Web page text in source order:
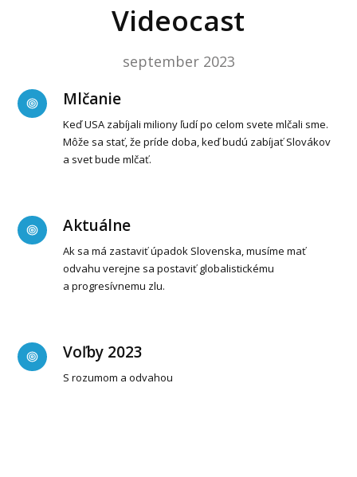
Videocast
september 2023
Mlčanie
Keď USA zabíjali miliony ľudí po celom svete mlčali sme.
Môže sa stať, že príde doba, keď budú zabíjať Slovákov
a svet bude mlčať.
Aktuálne
Ak sa má zastaviť úpadok Slovenska, musíme mať
odvahu verejne sa postaviť globalistickému
a progresívnemu zlu.
Voľby 2023
S rozumom a odvahou